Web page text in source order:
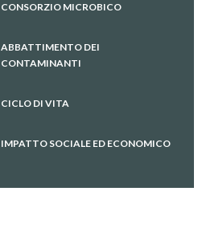
CONSORZIO MICROBICO
ABBATTIMENTO DEI
CONTAMINANTI
CICLO DI VITA
IMPATTO SOCIALE ED ECONOMICO